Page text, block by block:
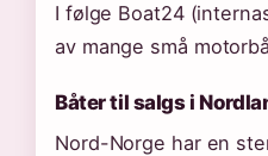
I følge Boat24
av mange små
Båter til salgs i
Nord-Norge har en